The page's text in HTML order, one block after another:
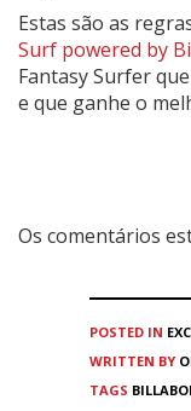
Estas são as
Surf powered by
Fantasy Surfer
e que ganhe o
Os comentários
POSTED IN
WRITTEN BY
TAGS